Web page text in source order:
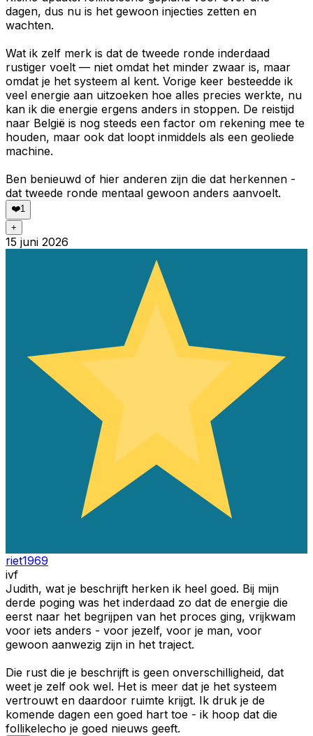
dagen, dus nu is het gewoon injecties zetten en
wachten.
Wat ik zelf merk is dat de tweede ronde inderdaad
rustiger voelt — niet omdat het minder zwaar is, maar
omdat je het systeem al kent. Vorige keer besteedde ik
veel energie aan uitzoeken hoe alles precies werkte, nu
kan ik die energie ergens anders in stoppen. De reistijd
naar België is nog steeds een factor om rekening mee te
houden, maar ook dat loopt inmiddels als een geoliede
machine.
Ben benieuwd of hier anderen zijn die dat herkennen -
dat tweede ronde mentaal gewoon anders aanvoelt.
❤️1
+
15 juni 2026
riet1969
ivf
Judith, wat je beschrijft herken ik heel goed. Bij mijn
derde poging was het inderdaad zo dat de energie die
eerst naar het begrijpen van het proces ging, vrijkwam
voor iets anders - voor jezelf, voor je man, voor
gewoon aanwezig zijn in het traject.
Die rust die je beschrijft is geen onverschilligheid, dat
weet je zelf ook wel. Het is meer dat je het systeem
vertrouwt en daardoor ruimte krijgt. Ik druk je de
komende dagen een goed hart toe - ik hoop dat die
follikelecho je goed nieuws geeft.